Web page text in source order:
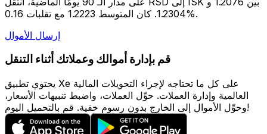
1.2304. كان المتوسط 1.2223 مع تقلبات 0.16%.
إرسال الأموال
قم بإدارة أموالك وعملاتك أثناء التنقل
يحتوي تطبيق Xe على كل ما تحتاجه لإجراء التحويلات المالية
العالمية وإدارة العملات. حوِّل العملات، واضبط تنبيهات الأسعار،
وحوِّل الأموال إلى الخارج بدون رسوم خفية. قم بالتحميل اليوم!